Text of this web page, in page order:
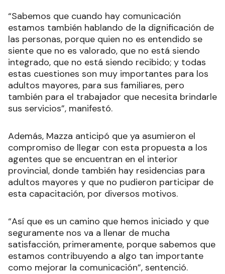
“Sabemos que cuando hay comunicación
estamos también hablando de la dignificación de
las personas, porque quien no es entendido se
siente que no es valorado, que no está siendo
integrado, que no está siendo recibido; y todas
estas cuestiones son muy importantes para los
adultos mayores, para sus familiares, pero
también para el trabajador que necesita brindarle
sus servicios”, manifestó.
Además, Mazza anticipó que ya asumieron el
compromiso de llegar con esta propuesta a los
agentes que se encuentran en el interior
provincial, donde también hay residencias para
adultos mayores y que no pudieron participar de
esta capacitación, por diversos motivos.
“Así que es un camino que hemos iniciado y que
seguramente nos va a llenar de mucha
satisfacción, primeramente, porque sabemos que
estamos contribuyendo a algo tan importante
como mejorar la comunicación”, sentenció.